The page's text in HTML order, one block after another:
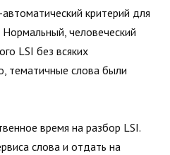
критерий для
человеческий
LSI без всяких
тематичные слова были
время на разбор LSI.
слова и отдать на